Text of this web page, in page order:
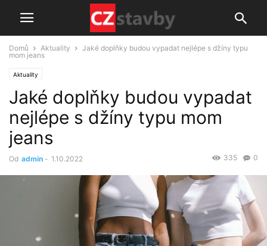
Domů Aktuality
Jaké doplňky budou vypadat nejlépe s džíny typu
mom jeans
Aktuality
Jaké doplňky budou vypadat
nejlépe s džíny typu mom
jeans
Od admin - 1.10.2022 0
335